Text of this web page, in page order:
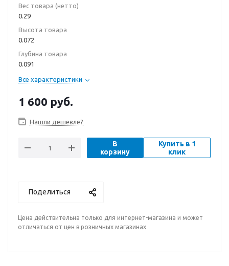
Вес товара (нетто)
0.29
Высота товара
0.072
Глубина товара
0.091
Все характеристики
1 600 руб.
Нашли дешевле?
В
корзину
Купить в 1
клик
Поделиться
Цена действительна только для интернет-магазина и может
отличаться от цен в розничных магазинах